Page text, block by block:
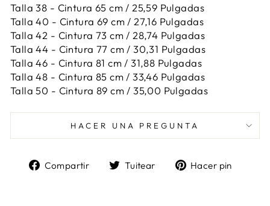
Talla 38 - Cintura 65 cm / 25,59 Pulgadas
Talla 40 - Cintura 69 cm / 27,16 Pulgadas
Talla 42 - Cintura 73 cm / 28,74 Pulgadas
Talla 44 - Cintura 77 cm / 30,31 Pulgadas
Talla 46 - Cintura 81 cm / 31,88 Pulgadas
Talla 48 - Cintura 85 cm / 33,46 Pulgadas
Talla 50 - Cintura 89 cm / 35,00 Pulgadas
HACER UNA PREGUNTA
Compartir
Compartir
Tuitear
TuitearHacer pin